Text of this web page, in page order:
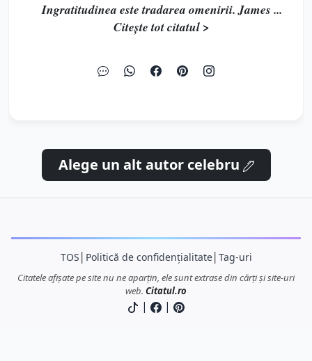
Ingratitudinea este tradarea omenirii. James ...
Citește tot citatul >
Alege un alt autor celebru
TOS Politică de confidențialitate│ Tag-uri
Citatele afișate pe site nu ne aparțin, ele sunt extrase din cărți și site-uri
web. Citatul.ro
| |